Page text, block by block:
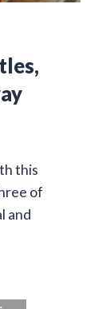
this
of
and